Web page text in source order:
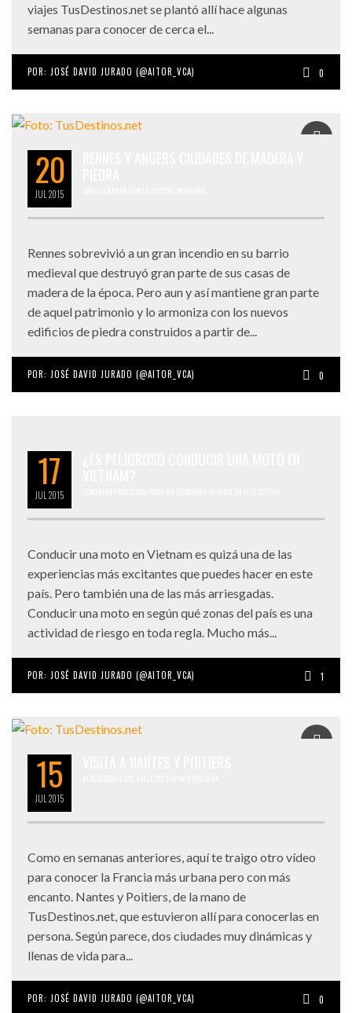
viajes TusDestinos.net se plantó allí hace algunas
semanas para conocer de cerca el...
POR: JOSÉ DAVID JURADO (@AITOR_VCA) 0
20
JUL2015
Rennes sobrevivió a un gran incendio en su barrio
medieval que destruyó gran parte de sus casas de
madera de la época. Pero aun y así mantiene gran parte
de aquel patrimonio y lo armoniza con los nuevos
edificios de piedra construidos a partir de...
POR: JOSÉ DAVID JURADO (@AITOR_VCA) 0
17
JUL2015
Conducir una moto en Vietnam es quizá una de las
experiencias más excitantes que puedes hacer en este
país. Pero también una de las más arriesgadas.
Conducir una moto en según qué zonas del país es una
actividad de riesgo en toda regla. Mucho más...
POR: JOSÉ DAVID JURADO (@AITOR_VCA) 1
15
JUL 2015
Como en semanas anteriores, aquí te traigo otro vídeo
para conocer la Francia más urbana pero con más
encanto. Nantes y Poitiers, de la mano de
TusDestinos.net, que estuvieron allí para conocerlas en
persona. Según parece, dos ciudades muy dinámicas y
llenas de vida para...
POR: JOSÉ DAVID JURADO (@AITOR_VCA) 0